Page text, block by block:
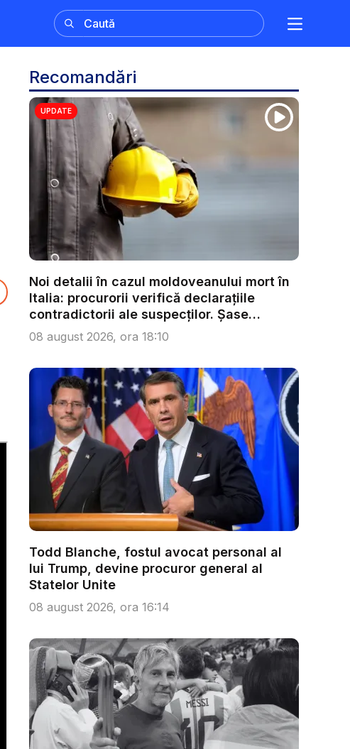
Recomandări
UPDATE
Noi detalii în cazul moldoveanului mort în
Italia: procurorii verifică declarațiile
contradictorii ale suspecților. Șase
persoa...
08 august 2026, ora 18:10
Todd Blanche, fostul avocat personal al
lui Trump, devine procuror general al
Statelor Unite
08 august 2026, ora 16:14